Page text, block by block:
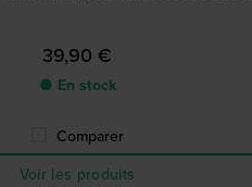
39,90 €
● En stock
Comparer
Voir les produits